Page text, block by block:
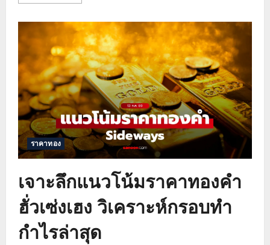
โน้ม
ราคา
ทองคำ
วัน
นี้
วิเคราะห์
ทิศทาง
ทอง
โลก
ผันผวน
ราคาทอง
เจาะลึกแนวโน้มราคาทองคำ
ฮั่วเซ่งเฮง วิเคราะห์กรอบทำ
กำไรล่าสุด